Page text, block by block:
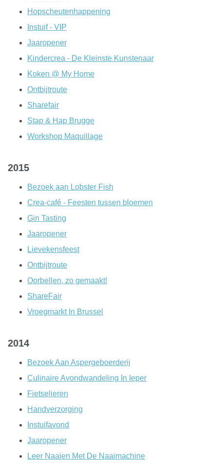
Hopscheutenhappening
Instuif - VIP
Jaaropener
Kindercrea - De Kleinste Kunstenaar
Koken @ My Home
Ontbijtroute
Sharefair
Stap & Hap Brugge
Workshop Maquillage
2015
Bezoek aan Lobster Fish
Crea-café - Feesten tussen bloemen
Gin Tasting
Jaaropener
Lievekensfeest
Ontbijtroute
Oorbellen, zo gemaakt!
ShareFair
Vroegmarkt In Brussel
2014
Bezoek Aan Aspergeboerderij
Culinaire Avondwandeling In Ieper
Fietselieren
Handverzorging
Instuifavond
Jaaropener
Leer Naaien Met De Naaimachine